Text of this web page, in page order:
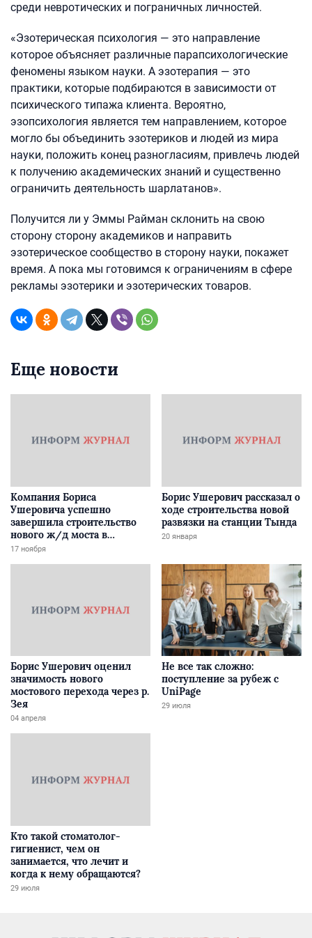
среди невротических и пограничных личностей.
«Эзотерическая психология — это направление
которое объясняет различные парапсихологические
феномены языком науки. А эзотерапия — это
практики, которые подбираются в зависимости от
психического типажа клиента. Вероятно,
эзопсихология является тем направлением, которое
могло бы объединить эзотериков и людей из мира
науки, положить конец разногласиям, привлечь людей
к получению академических знаний и существенно
ограничить деятельность шарлатанов».
Получится ли у Эммы Райман склонить на свою
сторону сторону академиков и направить
эзотерическое сообщество в сторону науки, покажет
время. А пока мы готовимся к ограничениям в сфере
рекламы эзотерики и эзотерических товаров.
Еще новости
Компания Бориса
Ушеровича успешно
завершила строительство
нового ж/д моста в
Забайкалье
17 ноября
Борис Ушерович рассказал о
ходе строительства новой
развязки на станции Тында
20 января
Борис Ушерович оценил
значимость нового
мостового перехода через р.
Зея
04 апреля
Не все так сложно:
поступление за рубеж с
UniPage
29 июля
Кто такой стоматолог-
гигиенист, чем он
занимается, что лечит и
когда к нему обращаются?
29 июля